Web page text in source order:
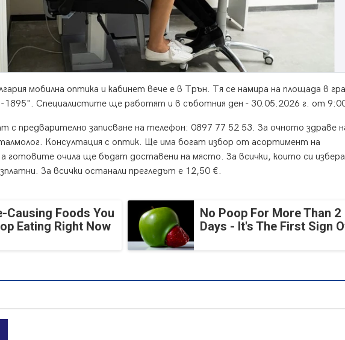
мобилна оптика и кабинет вече е в Трън. Тя се намира на площада в
Специалистите ще работят и в съботния ден - 30.05.2026 г. от
с предварително записване на телефон: 0897 77 52 53. За очното здраве
Консултация с оптик. Ще има богат избор от асортимент на
готовите очила ще бъдат доставени на място. За всички, които си
За всички останали прегледът е 12,50 €.
Causing Foods You
Eating Right Now
No Poop For More Than 2
Days - It's The First Sign